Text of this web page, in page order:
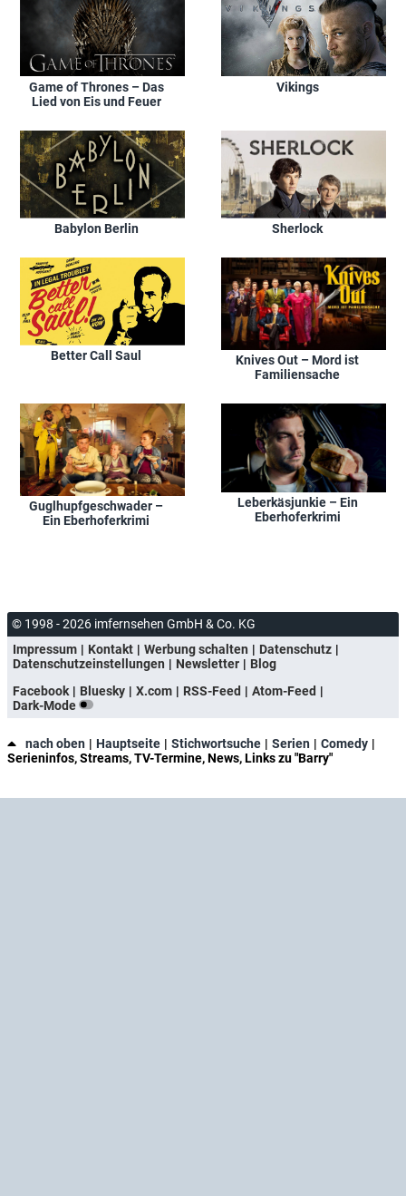
Game of Thrones – Das
Lied von Eis und Feuer
Vikings
Babylon Berlin Sherlock
Better Call Saul
Knives Out – Mord ist
Familiensache
Guglhupfgeschwader –
Ein Eberhoferkrimi
Leberkäsjunkie – Ein
Eberhoferkrimi
© 1998 - 2026 imfernsehen GmbH & Co. KG
Impressum
Kontakt Werbung schalten
Datenschutz
Datenschutzeinstellungen
Newsletter
Blog
Facebook
Bluesky X.com RSS-Feed
Atom-Feed
Dark-Mode
nach oben Hauptseite Stichwortsuche Serien
Comedy
Serieninfos, Streams, TV-Termine, News, Links zu "Barry"